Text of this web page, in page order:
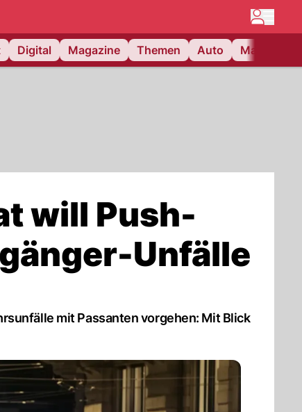
Digital Magazine Themen Auto Matchcenter
will Push-
Unfälle
mit Passanten vorgehen: Mit Blick